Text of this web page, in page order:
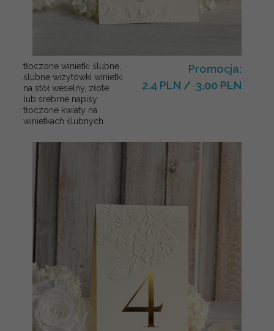
tłoczone winietki ślubne,
ślubne wizytówki winietki
na stół weselny, złote
lub srebrne napisy
tłoczone kwiaty na
winietkach ślubnych
Promocja:
2.4 PLN / 3.00 PLN